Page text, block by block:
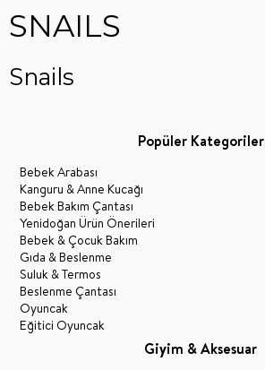
SNAILS
Snails
Popüler Kategoriler
Bebek Arabası
Kanguru & Anne Kucağı
Bebek Bakım Çantası
Yenidoğan Ürün Önerileri
Bebek & Çocuk Bakım
Gıda & Beslenme
Suluk & Termos
Beslenme Çantası
Oyuncak
Eğitici Oyuncak
Giyim & Aksesuar